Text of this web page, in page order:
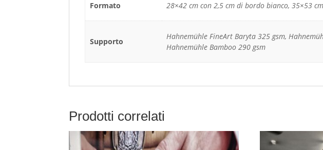
Formato 28×42 cm con 2,5 cm di bordo bianco, 35×53
Supporto
Hahnemühle FineArt Baryta 325 gsm,
Hahnemühle Bamboo 290 gsm
Prodotti correlati